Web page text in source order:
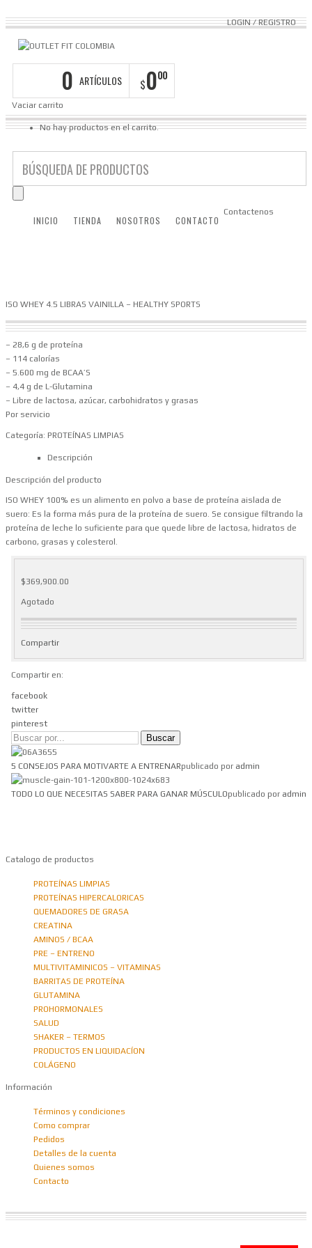
LOGIN/REGISTRO
0 ARTÍCULOS $000
Vaciar carrito
No hay productos en el carrito.
INICIO TIENDA NOSOTROS CONTACTO
ISO WHEY 4.5 LIBRAS VAINILLA – HEALTHY SPORTS
– 28,6 g de proteína
– 114 calorías
– 5.600 mg de BCAA’S
– 4,4 g de L-Glutamina
– Libre de lactosa, azúcar, carbohidratos y grasas
Por servicio
Categoría: PROTEÍNAS LIMPIAS
Descripción
Descripción del producto
ISO WHEY 100% es un alimento en polvo a base de proteína aislada de
suero: Es la forma más pura de la proteína de suero. Se consigue filtrando la
proteína de leche lo suficiente para que quede libre de lactosa, hidratos de
carbono, grasas y colesterol.
$369,900.00
Agotado
Compartir
Compartir en:
facebook
twitter
pinterest
5 CONSEJOS PARA MOTIVARTE A ENTRENARpublicado por admin
TODO LO QUE NECESITAS SABER PARA GANAR MÚSCULOpublicado por admin
Contactenos
Catalogo de productos
PROTEÍNAS LIMPIAS
PROTEÍNAS HIPERCALORICAS
QUEMADORES DE GRASA
CREATINA
AMINOS / BCAA
PRE – ENTRENO
MULTIVITAMINICOS – VITAMINAS
BARRITAS DE PROTEÍNA
GLUTAMINA
PROHORMONALES
SALUD
SHAKER – TERMOS
PRODUCTOS EN LIQUIDACÍON
COLÁGENO
Información
Términos y condiciones
Como comprar
Pedidos
Detalles de la cuenta
Quienes somos
Contacto